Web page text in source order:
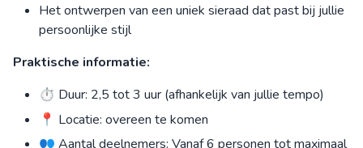
Het ontwerpen van een uniek sieraad dat past bij jullie
persoonlijke stijl
Praktische informatie:
⏱ Duur: 2,5 tot 3 uur (afhankelijk van jullie tempo)
📍 Locatie: overeen te komen
👥 Aantal deelnemers: Vanaf 6 personen tot maximaal